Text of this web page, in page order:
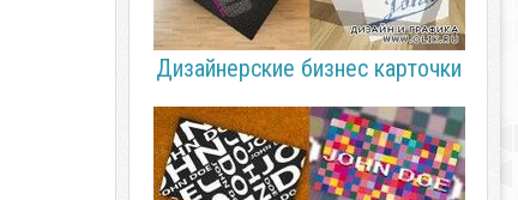
Дизайнерские бизнес карточки